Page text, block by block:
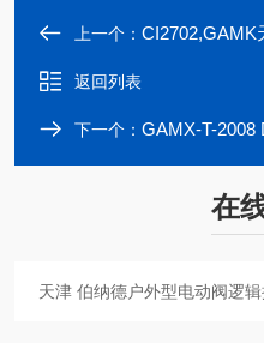
上一个： CI2702,GAMK天津
返回列表
下一个： GAMX-T-2008 DQ-
在